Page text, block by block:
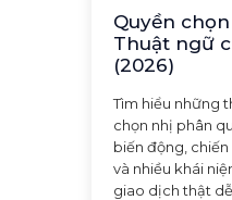
Quyền
Thuật ngữ
(2026)
Tìm hiểu những
chọn nhị phân
biến động,
và nhiều khái
giao dịch thật